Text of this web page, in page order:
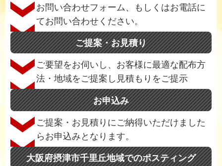
お問い合わせフォーム、もしくはお電話に
てお問い合わせください。
ご提案・お見積り
ご要望をお伺いし、お客様に最適な配布方
法・地域をご提案し見積もりをご提示
お申込み
ご提案・お見積りにご納得いただけました
らお申込みとなります。
大阪府摂津市千里丘地域でのポスティング